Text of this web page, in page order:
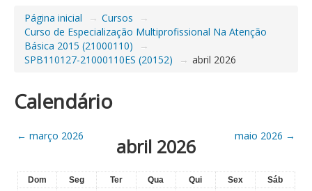
Página inicial → Cursos
→
Curso de Especialização Multiprofissional Na Atenção
Básica 2015 (21000110)
→
SPB110127-21000110ES (20152)
→ abril 2026
Calendário
← março 2026 abril 2026 maio 2026 →
Dom Seg Ter Qua Qui Sex Sáb